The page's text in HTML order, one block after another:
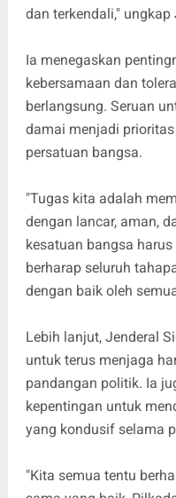
dan terkendali," ungkap
Ia menegaskan
kebersamaan dan
berlangsung. Seruan
damai menjadi
persatuan bangsa.
"Tugas kita adalah
dengan lancar, aman,
kesatuan bangsa
berharap seluruh
dengan baik oleh
Lebih lanjut, Jenderal
untuk terus menjaga
pandangan politik. Ia
kepentingan untuk
yang kondusif selama
"Kita semua tentu